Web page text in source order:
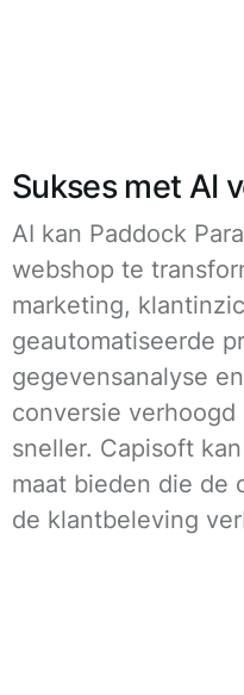
Sukses met AI
AI kan Paddock
webshop te
marketing,
geautomatiseerde
gegevensanalyse
conversie
sneller. Capisoft
maat bieden die de
de klantbeleving